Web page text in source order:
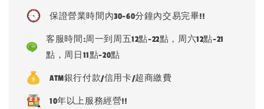
保證營業時間內30-60分鐘內交易完畢!!
客服時間:周一到周五12點-22點，周六12點-21
點，周日11點-20點
ATM銀行付款/信用卡/超商繳費
10年以上服務經營!!